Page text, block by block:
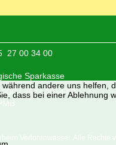
27 00 34 00
Sparkasse
3527 0034 00
Verlorenwasser. Alle Rechte
andere uns helfen,
dass bei einer Ablehnung